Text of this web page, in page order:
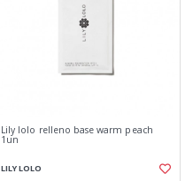
Lily lolo relleno base warm peach
1un
LILY LOLO